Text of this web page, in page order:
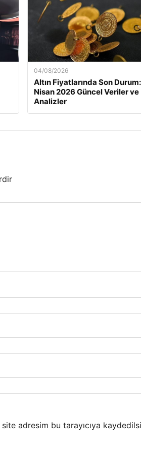
04/08/2026
Altın Fiyatlarında Son
Nisan 2026 Güncel Veriler ve
Analizler
adresim bu tarayıcıya